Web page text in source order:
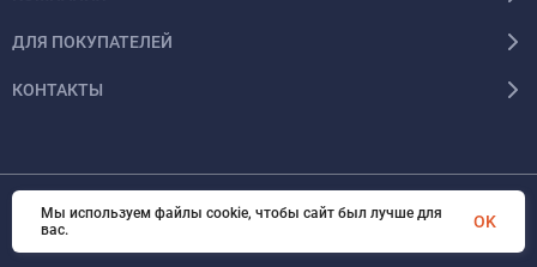
ДЛЯ ПОКУПАТЕЛЕЙ
КОНТАКТЫ
© 2026 Format-safe.ru Все права защищены
Мы используем файлы cookie, чтобы сайт был лучше для
вас.
OK